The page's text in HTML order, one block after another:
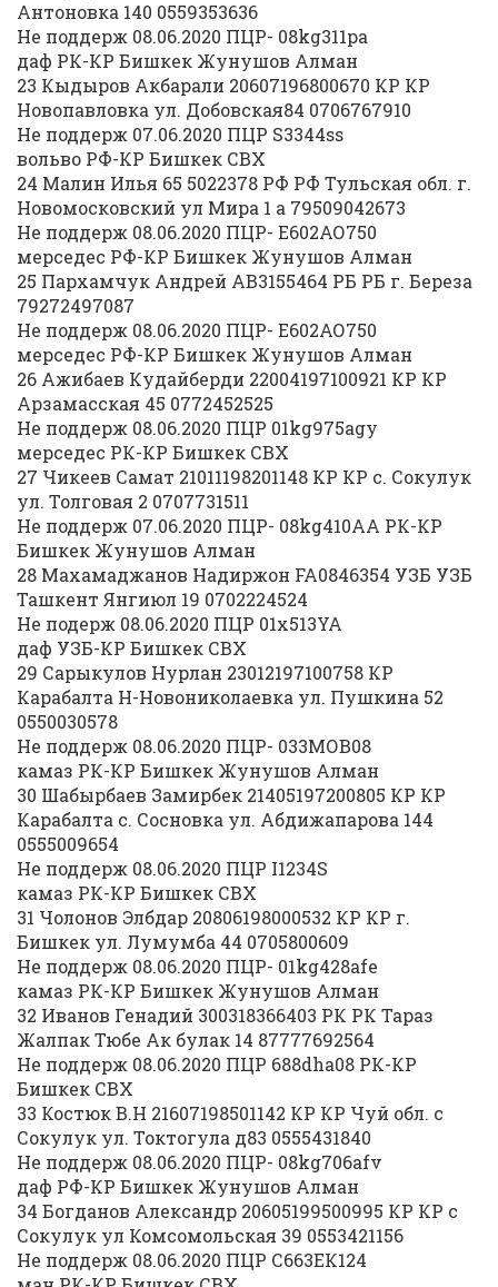
Антоновка 140 0559353636
Не поддерж 08.06.2020 ПЦР- 08kg311ра
даф РК-КР Бишкек Жунушов Алман
23 Кыдыров Акбарали 20607196800670 КР КР
Новопавловка ул. Добовская84 0706767910
Не поддерж 07.06.2020 ПЦР S3344ss
вольво РФ-КР Бишкек СВХ
24 Малин Илья 65 5022378 РФ РФ Тульская обл. г.
Новомосковский ул Мира 1 а 79509042673
Не поддерж 08.06.2020 ПЦР- Е602АО750
мерседес РФ-КР Бишкек Жунушов Алман
25 Пархамчук Андрей АВ3155464 РБ РБ г. Береза
79272497087
Не поддерж 08.06.2020 ПЦР- Е602АО750
мерседес РФ-КР Бишкек Жунушов Алман
26 Ажибаев Кудайберди 22004197100921 КР КР
Арзамасская 45 0772452525
Не поддерж 08.06.2020 ПЦР 01kg975agy
мерседес РК-КР Бишкек СВХ
27 Чикеев Самат 21011198201148 КР КР с. Сокулук
ул. Толговая 2 0707731511
Не поддерж 07.06.2020 ПЦР- 08kg410АА РК-КР
Бишкек Жунушов Алман
28 Махамаджанов Надиржон FA0846354 УЗБ УЗБ
Ташкент Янгиюл 19 0702224524
Не подерж 08.06.2020 ПЦР 01х513YA
даф УЗБ-КР Бишкек СВХ
29 Сарыкулов Нурлан 23012197100758 КР
Карабалта Н-Новониколаевка ул. Пушкина 52
0550030578
Не поддерж 08.06.2020 ПЦР- 033МОВ08
камаз РК-КР Бишкек Жунушов Алман
30 Шабырбаев Замирбек 21405197200805 КР КР
Карабалта с. Сосновка ул. Абдижапарова 144
0555009654
Не поддерж 08.06.2020 ПЦР I1234S
камаз РК-КР Бишкек СВХ
31 Чолонов Элбдар 20806198000532 КР КР г.
Бишкек ул. Лумумба 44 0705800609
Не поддерж 08.06.2020 ПЦР- 01kg428afe
камаз РК-КР Бишкек Жунушов Алман
32 Иванов Генадий 300318366403 РК РК Тараз
Жалпак Тюбе Ак булак 14 87777692564
Не поддерж 08.06.2020 ПЦР 688dha08 РК-КР
Бишкек СВХ
33 Костюк В.Н 21607198501142 КР КР Чуй обл. с
Сокулук ул. Токтогула д83 0555431840
Не поддерж 08.06.2020 ПЦР- 08kg706afv
даф РФ-КР Бишкек Жунушов Алман
34 Богданов Александр 20605199500995 КР КР с
Сокулук ул Комсомольская 39 0553421156
Не поддерж 08.06.2020 ПЦР С663ЕК124